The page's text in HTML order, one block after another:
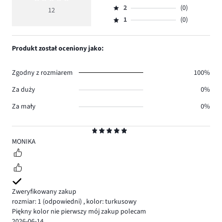
5
MONIKA
Zweryfikowany zakup
rozmiar: 1 (odpowiedni) , kolor: turkusowy
Piękny kolor nie pierwszy mój zakup polecam
ocena
12
głosów
10.
ilość
głosów
3,
ilość
Ocena
2,
2
(0)
Ocena
1,
1 (0)
Produkt został oceniony jako:
Zgodny z rozmiarem
100%
Za duży
0%
Za mały
0%